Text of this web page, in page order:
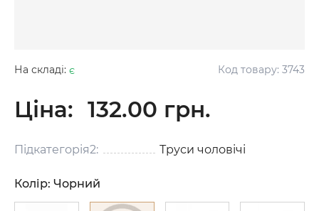
На складі: є Код товару: 3743
Ціна: 132.00 грн.
Підкатегорія2: Труси чоловічі
Колір: Чорний